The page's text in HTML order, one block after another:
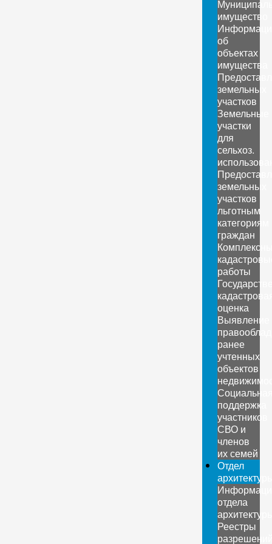
имущество
об
объектах
имущества
земельных
участков
Земельные
участки
для
сельхоз.
земельных
участков
льготным
категориям
граждан
работы
оценка
Выявление
ранее
учтенных
объектов
поддержка
участников
СВО и
членов
их семей
Отдел
отдела
Реестры